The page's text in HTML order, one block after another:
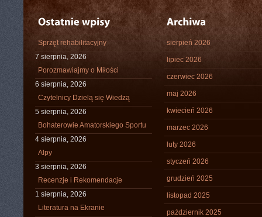
Sprzęt rehabilitacyjny
7 sierpnia, 2026
Porozmawiajmy o Miłości
6 sierpnia, 2026
Czytelnicy Dzielą się Wiedzą
5 sierpnia, 2026
Bohaterowie Amatorskiego Sportu
4 sierpnia, 2026
Alpy
3 sierpnia, 2026
Recenzje i Rekomendacje
1 sierpnia, 2026
Literatura na Ekranie
sierpień 2026
lipiec 2026
czerwiec 2026
maj 2026
kwiecień 2026
marzec 2026
luty 2026
styczeń 2026
grudzień 2025
listopad 2025
październik 2025